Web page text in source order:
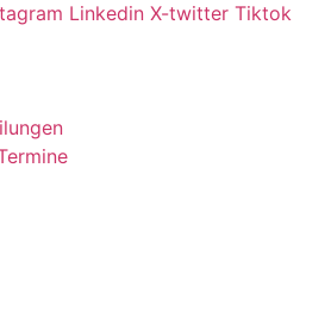
Linkedin X-twitter Tiktok